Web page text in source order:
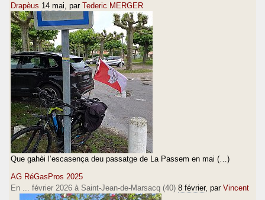
Drapèus 14 mai , par Tederic MERGER
Que gahèi l’escasença deu passatge de La Passem en mai (…)
AG RéGasPros 2025
En ... février 2026 à Saint-Jean-de-Marsacq (40) 8 février, par Vincent